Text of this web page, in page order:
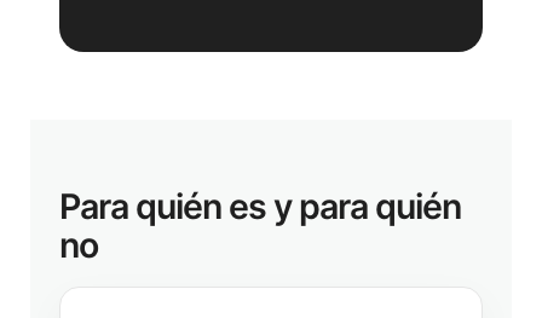
Para quién es y para quién
no